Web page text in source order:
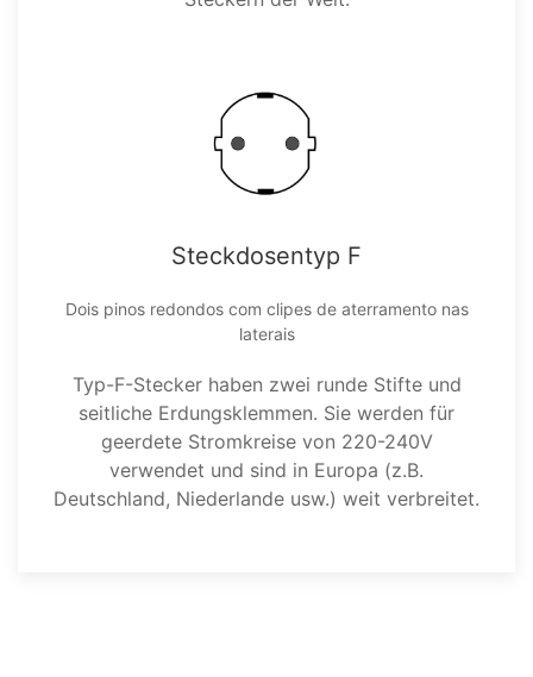
Steckdosentyp F
Dois pinos redondos com clipes de aterramento nas
laterais
Typ-F-Stecker haben zwei runde Stifte und
seitliche Erdungsklemmen. Sie werden für
geerdete Stromkreise von 220-240V
verwendet und sind in Europa (z.B.
Deutschland, Niederlande usw.) weit verbreitet.